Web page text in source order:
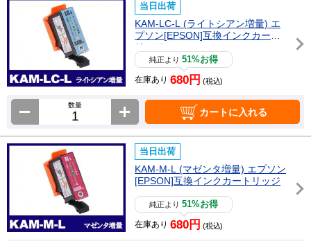
当日出荷
KAM-LC-L (ライトシアン増量) エ
プソン[EPSON]互換インクカート
リッジ
純正より51%お得
在庫あり 680円 (税込)
数量
カートに入れる
当日出荷
KAM-M-L (マゼンタ増量) エプソン
[EPSON]互換インクカートリッジ
純正より51%お得
在庫あり 680円 (税込)